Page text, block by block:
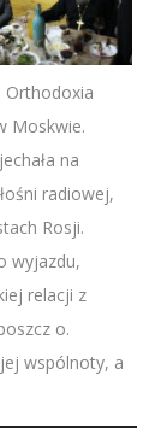
Orthodoxia
Moskwie.
na
radiowej,
Rosji.
wyjazdu,
relacji z
o.
wspólnoty, a